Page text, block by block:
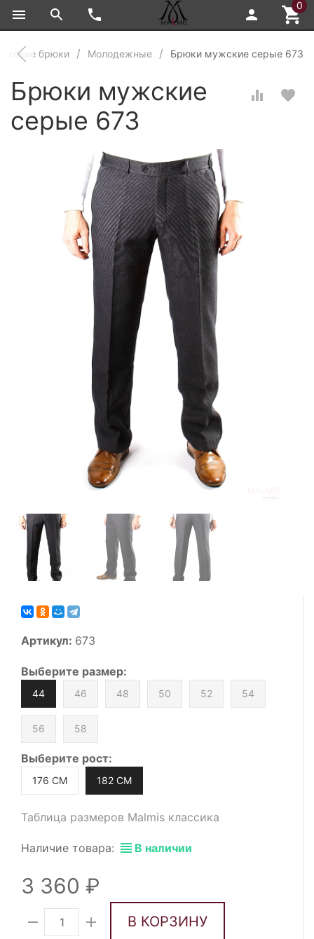
0
брюки Молодежные Брюки мужские серые 673
Брюки мужские
серые 673
Артикул: 673
Выберите размер:
44 46 48 50 52 54
56 58
Выберите рост:
176 СМ 182 СМ
Таблица размеров Malmis классика
Наличие товара: В наличии
3 360
В КОРЗИНУ